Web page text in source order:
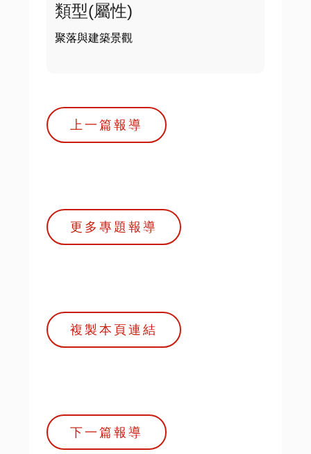
類型(屬性)
聚落與建築景觀
上一篇報導
更多專題報導
複製本頁連結
下一篇報導